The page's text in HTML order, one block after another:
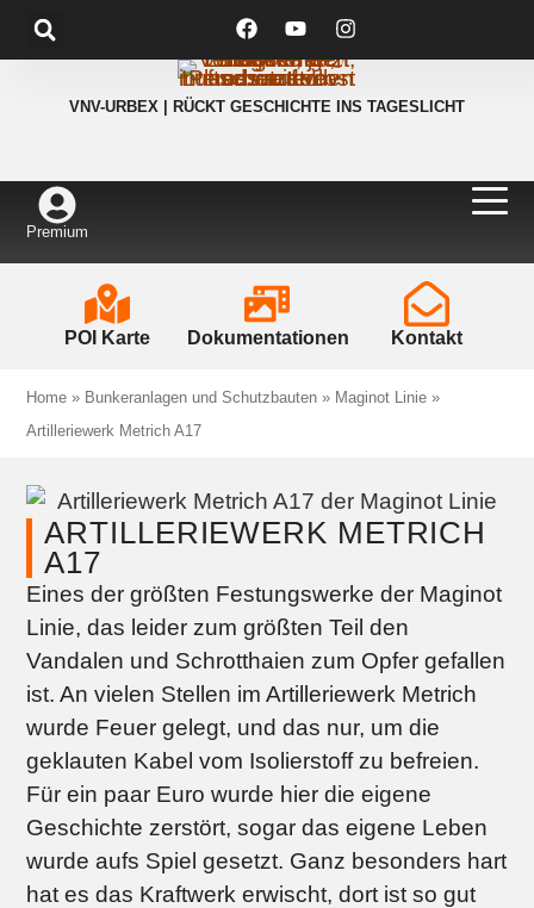
VNV-URBEX | RÜCKT GESCHICHTE INS TAGESLICHT
Premium
POI Karte Dokumentationen Kontakt
Home » Bunkeranlagen und Schutzbauten » Maginot Linie »
Artilleriewerk Metrich A17
ARTILLERIEWERK METRICH
A17
Eines der größten Festungswerke der Maginot
Linie, das leider zum größten Teil den
Vandalen und Schrotthaien zum Opfer gefallen
ist. An vielen Stellen im Artilleriewerk Metrich
wurde Feuer gelegt, und das nur, um die
geklauten Kabel vom Isolierstoff zu befreien.
Für ein paar Euro wurde hier die eigene
Geschichte zerstört, sogar das eigene Leben
wurde aufs Spiel gesetzt. Ganz besonders hart
hat es das Kraftwerk erwischt, dort ist so gut